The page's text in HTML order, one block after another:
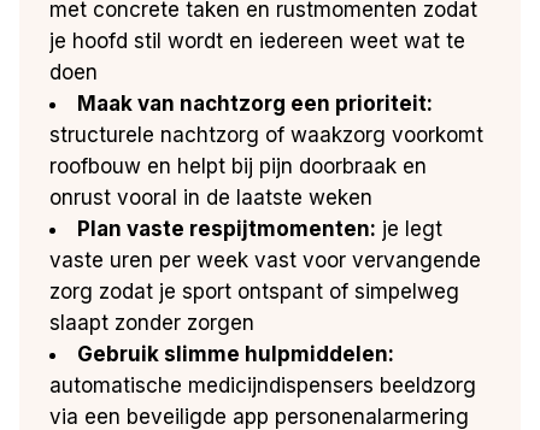
met concrete taken en rustmomenten zodat
je hoofd stil wordt en iedereen weet wat te
doen
Maak van nachtzorg een prioriteit:
structurele nachtzorg of waakzorg voorkomt
roofbouw en helpt bij pijn doorbraak en
onrust vooral in de laatste weken
Plan vaste respijtmomenten: je legt
vaste uren per week vast voor vervangende
zorg zodat je sport ontspant of simpelweg
slaapt zonder zorgen
Gebruik slimme hulpmiddelen:
automatische medicijndispensers beeldzorg
via een beveiligde app personenalarmering